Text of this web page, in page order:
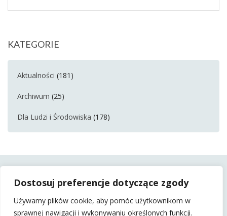
Dostosuj preferencje dotyczące zgody
Używamy plików cookie, aby pomóc użytkownikom w
sprawnej nawigacji i wykonywaniu określonych funkcji.
KATEGORIE
Aktualności (181)
Archiwum (25)
Dla Ludzi i Środowiska (178)